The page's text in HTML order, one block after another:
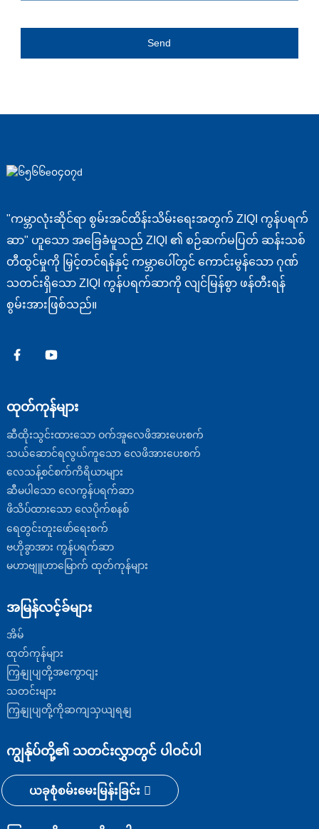
Send
"ကမ္ဘာလုံးဆိုင်ရာ စွမ်းအင်ထိန်းသိမ်းရေးအတွက် ZIQI ကွန်ပရက်
ဆာ" ဟူသော အခြေခံမူသည် ZIQI ၏ စဉ်ဆက်မပြတ် ဆန်းသစ်
တီထွင်မှုကို မြှင့်တင်ရန်နှင့် ကမ္ဘာပေါ်တွင် ကောင်းမွန်သော ဂုဏ်
သတင်းရှိသော ZIQI ကွန်ပရက်ဆာကို လျင်မြန်စွာ ဖန်တီးရန်
စွမ်းအားဖြစ်သည်။
ထုတ်ကုန်များ
ဆီထိုးသွင်းထားသော ဝက်အူလေဖိအားပေးစက်
သယ်ဆောင်ရလွယ်ကူသော လေဖိအားပေးစက်
လေသန့်စင်စက်ကိရိယာများ
ဆီမပါသော လေကွန်ပရက်ဆာ
ဖိသိပ်ထားသော လေပိုက်စနစ်
ရေတွင်းတူးဖော်ရေးစက်
ဗဟိုခွာအား ကွန်ပရက်ဆာ
မဟာဗျူဟာမြောက် ထုတ်ကုန်များ
အမြန်လင့်ခ်များ
အိမ်
ထုတ်ကုန်များ
ကြှနျုပျတို့အကွောငျး
သတင်းများ
ကြှနျုပျတို့ကိုဆကျသှယျရနျ
ကျွန်ုပ်တို့၏ သတင်းလွှာတွင် ပါဝင်ပါ
ယခုစုံစမ်းမေးမြန်းခြင်း